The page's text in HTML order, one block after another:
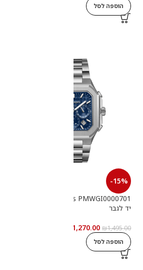
הוספה לסל
-15%
יד לגבר
₪1,495.00
1,270.00
הוספה לסל